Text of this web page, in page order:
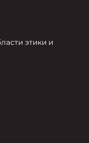
этики и